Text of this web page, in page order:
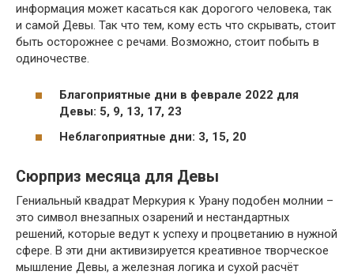
информация может касаться как дорогого человека, так
и самой Девы. Так что тем, кому есть что скрывать, стоит
быть осторожнее с речами. Возможно, стоит побыть в
одиночестве.
Благоприятные дни в феврале 2022 для
Девы: 5, 9, 13, 17, 23
Неблагоприятные дни: 3, 15, 20
Сюрприз месяца для Девы
Гениальный квадрат Меркурия к Урану подобен молнии –
это символ внезапных озарений и нестандартных
решений, которые ведут к успеху и процветанию в нужной
сфере. В эти дни активизируется креативное творческое
мышление Девы, а железная логика и сухой расчёт